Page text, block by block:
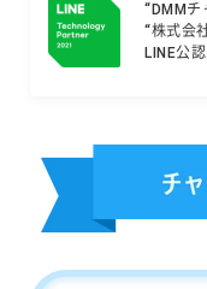
“DMMチ
“株式会
LINE公